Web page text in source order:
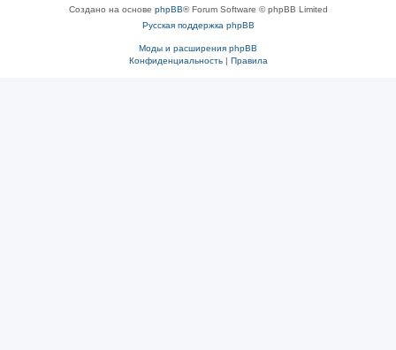
Создано на основе phpBB® Forum Software © phpBB Limited
Русская поддержка phpBB
Моды и расширения phpBB
Конфиденциальность| Правила